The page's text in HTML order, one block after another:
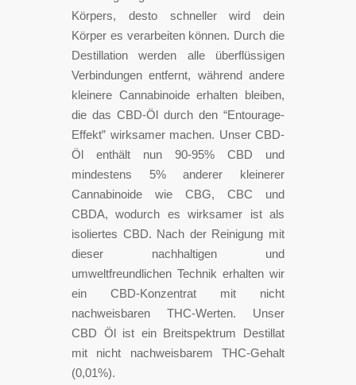
Körpers, desto schneller wird dein
Körper es verarbeiten können. Durch die
Destillation werden alle überflüssigen
Verbindungen entfernt, während andere
kleinere Cannabinoide erhalten bleiben,
die das CBD-Öl durch den “Entourage-
Effekt” wirksamer machen. Unser CBD-
Öl enthält nun 90-95% CBD und
mindestens 5% anderer kleinerer
Cannabinoide wie CBG, CBC und
CBDA, wodurch es wirksamer ist als
isoliertes CBD. Nach der Reinigung mit
dieser nachhaltigen und
umweltfreundlichen Technik erhalten wir
ein CBD-Konzentrat mit nicht
nachweisbaren THC-Werten. Unser
CBD Öl ist ein Breitspektrum Destillat
mit nicht nachweisbarem THC-Gehalt
(0,01%).